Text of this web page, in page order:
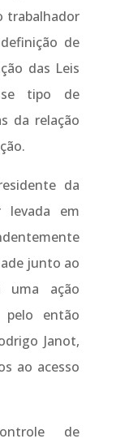
trabalhador
de
das Leis
tipo de
da relação
da
levada em
junto ao
uma ação
então
Janot,
ao acesso
de